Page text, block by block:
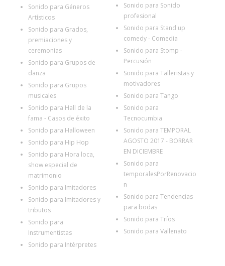
Sonido para Géneros
Artísticos
Sonido para Grados,
premiaciones y
ceremonias
Sonido para Grupos de
danza
Sonido para Grupos
musicales
Sonido para Hall de la
fama - Casos de éxito
Sonido para Halloween
Sonido para Hip Hop
Sonido para Hora loca,
show especial de
matrimonio
Sonido para Imitadores
Sonido para Imitadores y
tributos
Sonido para
Instrumentistas
Sonido para Intérpretes
Sonido para Sonido
profesional
Sonido para Stand up
comedy - Comedia
Sonido para Stomp -
Percusión
Sonido para Talleristas y
motivadores
Sonido para Tango
Sonido para
Tecnocumbia
Sonido para TEMPORAL
AGOSTO 2017 - BORRAR
EN DICIEMBRE
Sonido para
temporalesPorRenovacio
n
Sonido para Tendencias
para bodas
Sonido para Tríos
Sonido para Vallenato